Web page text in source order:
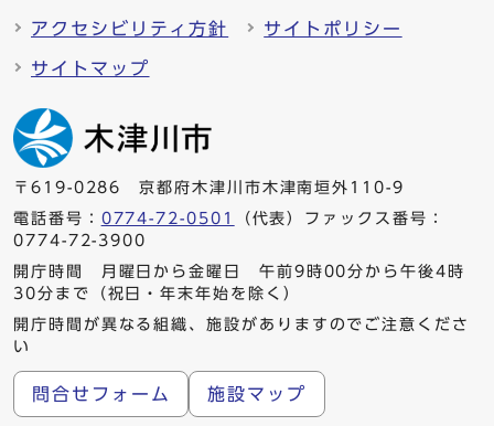
アクセシビリティ方針 サイトポリシー
サイトマップ
〒619-0286 京都府木津川市木津南垣外110-9
電話番号： 0774-72-0501
（代表）ファックス番号：
0774-72-3900
開庁時間 月曜日から金曜日 午前9時00分から午後4時
30分まで（祝日・年末年始を除く）
開庁時間が異なる組織、施設がありますのでご注意くださ
い
問合せフォーム 施設マップ